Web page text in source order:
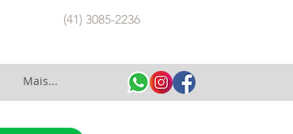
(41) 3085-2236
Mais...